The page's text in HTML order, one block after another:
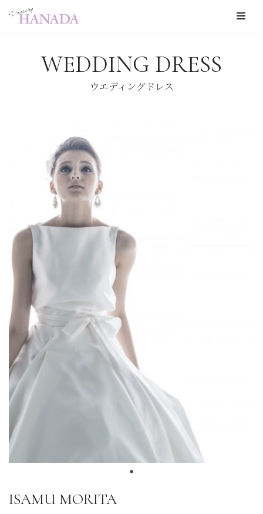
WEDDING DRESS
ウエディングドレス
ISAMU MORITA